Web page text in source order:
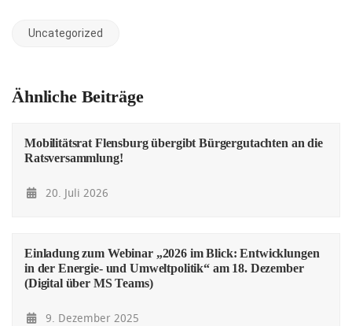
Uncategorized
Ähnliche Beiträge
Mobilitätsrat Flensburg übergibt Bürgergutachten an die
Ratsversammlung!
20. Juli 2026
Einladung zum Webinar „2026 im Blick: Entwicklungen
in der Energie- und Umweltpolitik“ am 18. Dezember
(Digital über MS Teams)
9. Dezember 2025